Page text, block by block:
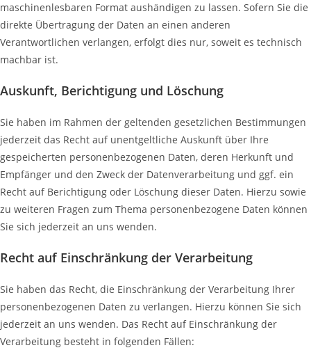
maschinenlesbaren Format aushändigen zu lassen. Sofern Sie die
direkte Übertragung der Daten an einen anderen
Verantwortlichen verlangen, erfolgt dies nur, soweit es technisch
machbar ist.
Auskunft, Berichtigung und Löschung
Sie haben im Rahmen der geltenden gesetzlichen Bestimmungen
jederzeit das Recht auf unentgeltliche Auskunft über Ihre
gespeicherten personenbezogenen Daten, deren Herkunft und
Empfänger und den Zweck der Datenverarbeitung und ggf. ein
Recht auf Berichtigung oder Löschung dieser Daten. Hierzu sowie
zu weiteren Fragen zum Thema personenbezogene Daten können
Sie sich jederzeit an uns wenden.
Recht auf Einschränkung der Verarbeitung
Sie haben das Recht, die Einschränkung der Verarbeitung Ihrer
personenbezogenen Daten zu verlangen. Hierzu können Sie sich
jederzeit an uns wenden. Das Recht auf Einschränkung der
Verarbeitung besteht in folgenden Fällen: